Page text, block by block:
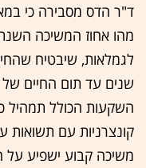
ד"ר הדס מסבירה כי
מהו אחוז המשיכה
לגמלאות, שיבטיח
שנים עד תום החיים
השקעות הכולל תמהיל
קונצרניות עם תשואות
משיכה קבוע ישפיע על